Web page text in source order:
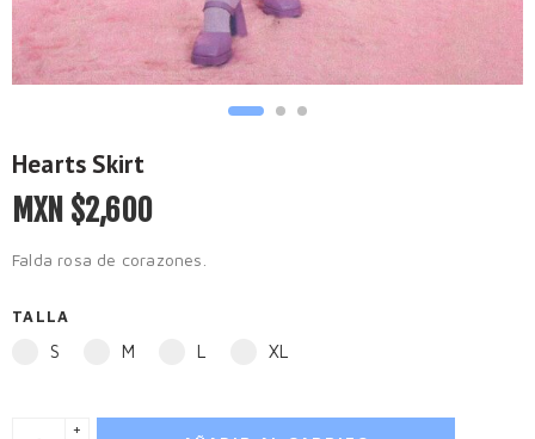
Hearts Skirt
MXN $2,600
Falda rosa de corazones.
TALLA
S M L XL
+